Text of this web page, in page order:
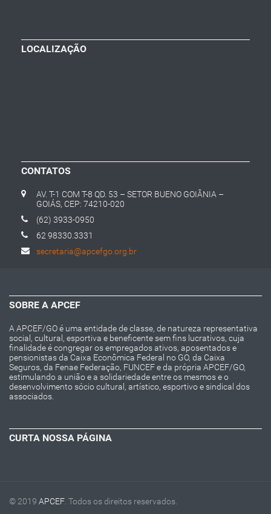
LOCALIZAÇÃO
CONTATOS
AV. T-1 COM T-8 QD. 53 – SETOR BUENO GOIÂNIA –
GOIÁS, CEP: 74210-020
(62) 3933-0950
62 98330.3331
secretaria@apcefgo.org.br
SOBRE A APCEF
A APCEF/GO é uma entidade de classe, de natureza representativa
social, cultural, esportiva e beneficente sem fins lucrativos, cuja
finalidade é congregar os empregados ativos, aposentados e
pensionistas da Caixa Econômica Federal no GO, da Caixa
Seguros, da Fenae Federação, FUNCEF e da própria APCEF/GO,
estimulando a união e a solidariedade entre os mesmos e o
desenvolvimento sócio cultural, artístico, esportivo e sindical dos
associados.
CURTA NOSSA PÁGINA
© 2019 APCEF . Todos os direitos reservados.